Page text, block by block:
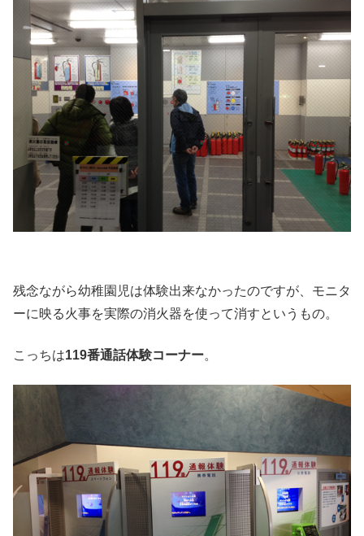
残念ながら幼稚園児は体験出来なかったのですが、モニタ
ーに映る火事を実際の消火器を使って消すというもの。
こっちは119番通話体験コーナー。